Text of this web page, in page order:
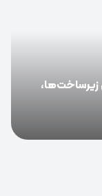
زیرساخت‌ها،